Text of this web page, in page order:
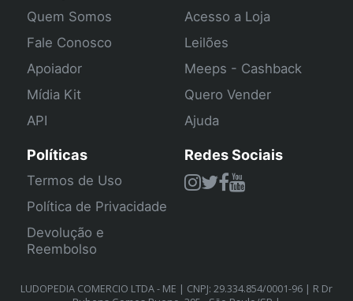
Quem Somos
Fale Conosco
Apoiador
Mídia Kit
API
Acesso a Loja
Leilões
Meeps - Cashback
Quero Vender
Ajuda
Políticas
Termos de Uso
Política de Privacidade
Devolução e
Reembolso
Redes Sociais
LUDOPEDIA COMERCIO LTDA - ME | CNPJ: 29.334.854/0001-96 | R Dr